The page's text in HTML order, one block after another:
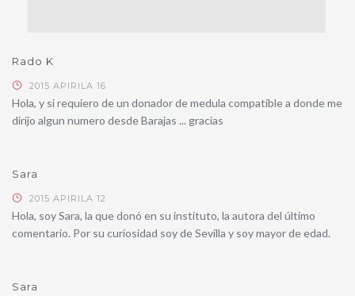
Rado K
2015 APIRILA 16
Hola, y si requiero de un donador de medula compatible a donde me
dirijo algun numero desde Barajas ... gracias
Sara
2015 APIRILA 12
Hola, soy Sara, la que donó en su instituto, la autora del último
comentario. Por su curiosidad soy de Sevilla y soy mayor de edad.
Sara